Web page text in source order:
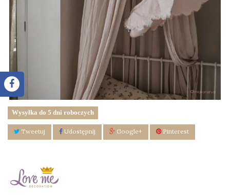
Wysyłka do 5 dni roboczych
Tweetuj Udostępnij Google+ Pinterest